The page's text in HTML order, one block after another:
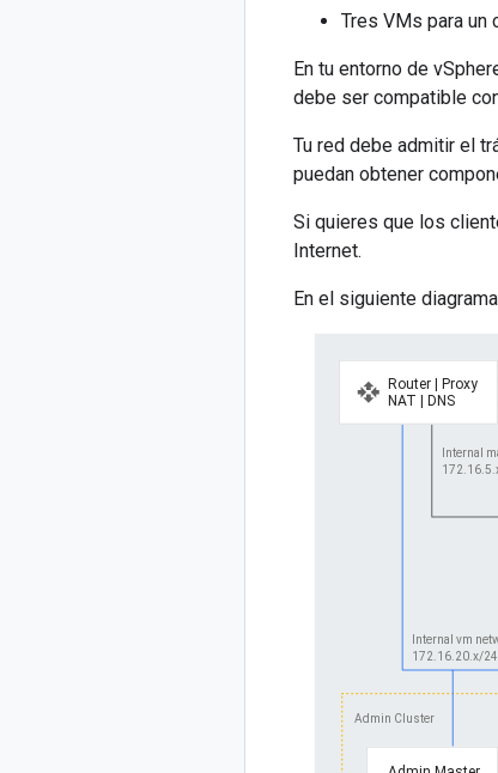
Tres VMs para un
En tu entorno de
debe ser compatible
Tu red debe admitir el
puedan obtener
Si quieres que los
Internet.
En el siguiente